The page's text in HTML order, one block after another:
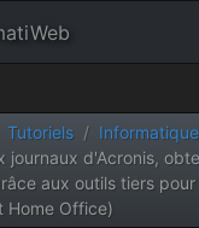
Tutoriels Informatique
journaux d'Acronis,
aux outils tiers
Home Office)